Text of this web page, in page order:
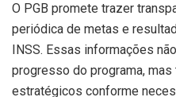
O PGB promete trazer
periódica de metas e
INSS. Essas informações
progresso do programa,
estratégicos conforme